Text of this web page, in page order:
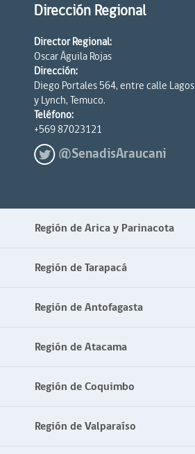
Dirección Regional
Director Regional:
Oscar Águila Rojas
Dirección:
Diego Portales 564, entre calle Lagos
y Lynch, Temuco.
Teléfono:
+569 87023121
@SenadisAraucani
Región de Arica y Parinacota
Región de Tarapacá
Región de Antofagasta
Región de Atacama
Región de Coquimbo
Región de Valparaíso